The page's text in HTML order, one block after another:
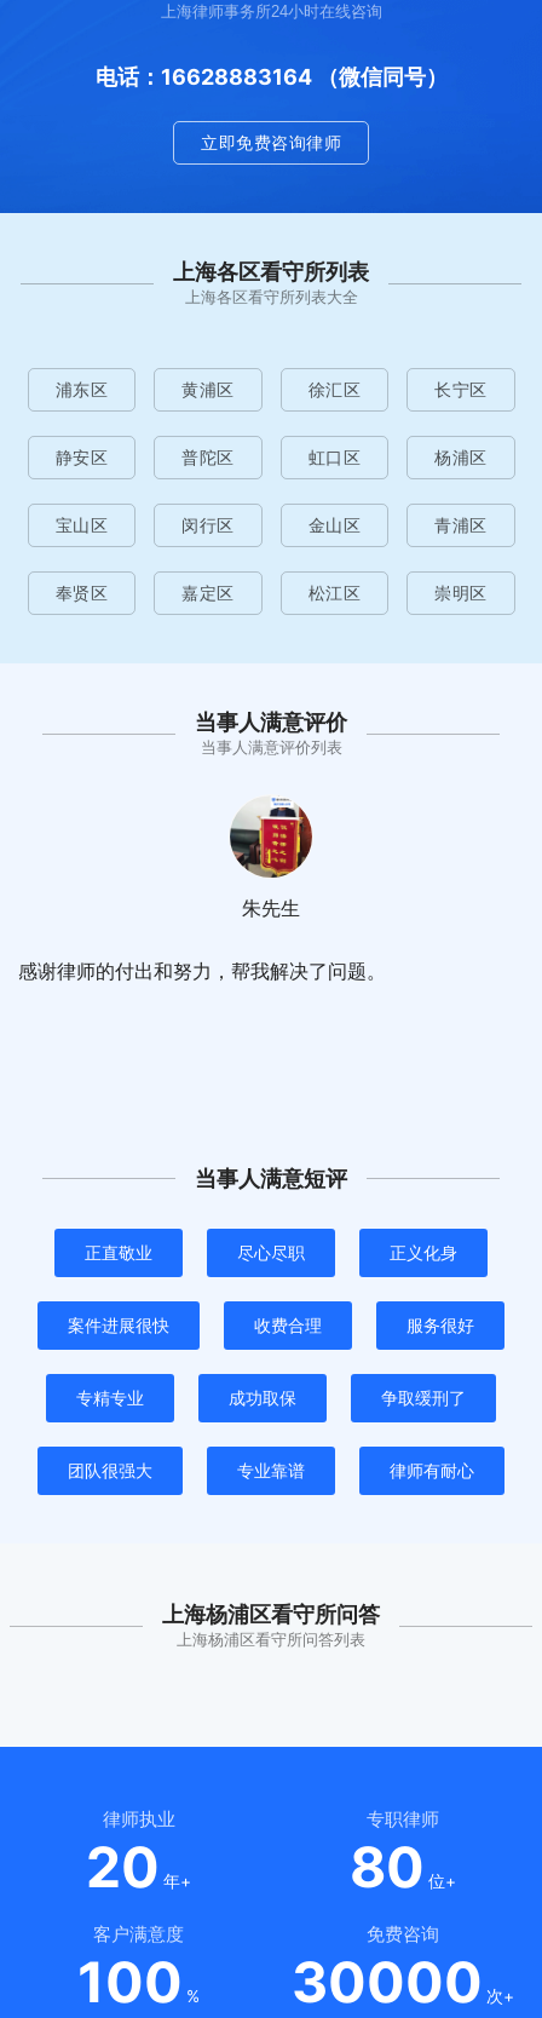
上海律师事务所24小时在线咨询
电话：16628883164 （微信同号）
立即免费咨询律师
上海各区看守所列表
上海各区看守所列表大全
浦东区 黄浦区 徐汇区 长宁区
静安区 普陀区 虹口区 杨浦区
宝山区 闵行区 金山区 青浦区
奉贤区 嘉定区 松江区 崇明区
当事人满意评价
当事人满意评价列表
感谢律师的付出和努力，帮我解决了问题。
朱先生
当事人满意短评
正直敬业 尽心尽职 正义化身
案件进展很快 收费合理 服务很好
专精专业 成功取保 争取缓刑了
团队很强大 专业靠谱 律师有耐心
上海杨浦区看守所问答
上海杨浦区看守所问答列表
律师执业
20 年+
专职律师
80 位+
客户满意度
100 %
免费咨询
30000 次+